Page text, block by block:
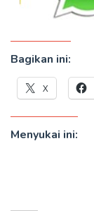
Bagikan ini:
X
Menyukai ini: